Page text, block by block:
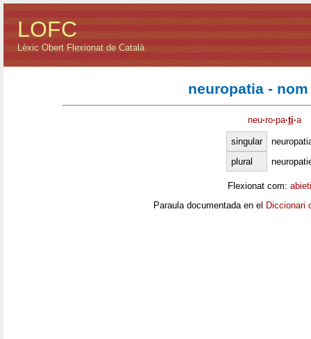
LOFC
Lèxic Obert Flexionat de Català
neuropatia -
neu·ro·pa·ti·a
singular
plural
Flexionat com:
Paraula documentada en el Diccionari